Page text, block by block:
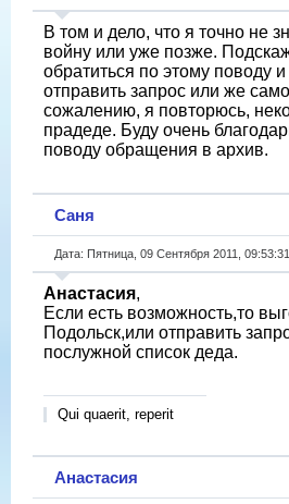
В том и дело, что я точно не
войну или уже позже.
обратиться по этому поводу
отправить запрос или же
сожалению, я повторюсь,
прадеде. Буду очень
поводу обращения в архив.
Саня
Дата: Пятница, 09 Сентября 2011,
Анастасия,
Если есть возможность,то
Подольск,или отправить
послужной список деда.
Qui quaerit, reperit
Анастасия